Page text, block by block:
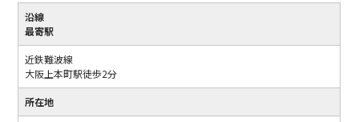
沿線
最寄駅
近鉄難波線
大阪上本町駅徒歩2分
所在地